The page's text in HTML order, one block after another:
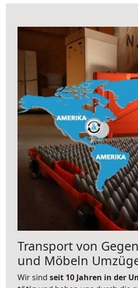
Transport von
und Möbeln
Wir sind seit 10 Jahren in der